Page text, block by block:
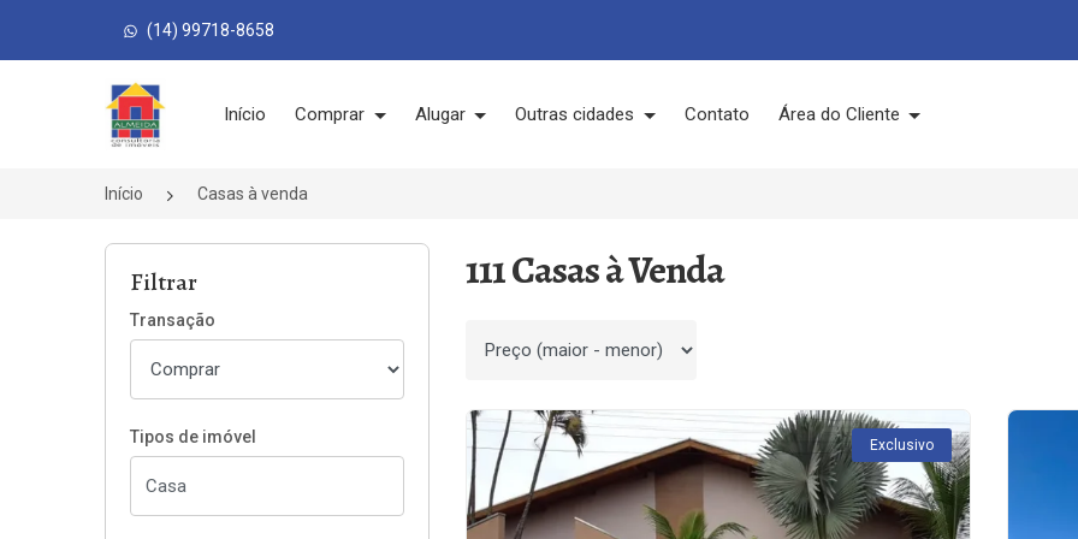
(14) 99718-8658
Página inicial
Início Comprar Alugar Outras cidades Contato Área do Cliente
Início Casas à venda
Filtrar
Transação
Tipos de imóvel
111 Casas à Venda
Ordenar por
Exclusivo